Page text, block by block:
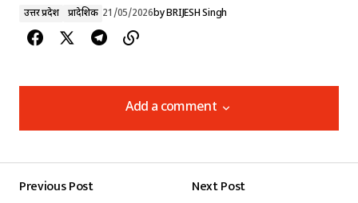
उत्तर प्रदेश प्रादेशिक 21/05/2026byBRIJESH Singh
Add a comment
Add a comment
Previous Post
Next Post